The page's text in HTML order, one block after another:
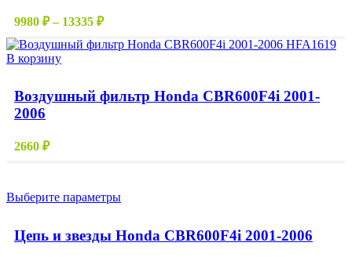
на
9980 ₽ – 13335 ₽Диапазон
9980 ₽
В корзину
Воздушный фильтр Honda CBR600F4i 2001-
2006
2660 ₽
Выберите параметрыЭтот
несколько
Цепь и звезды Honda CBR600F4i 2001-2006